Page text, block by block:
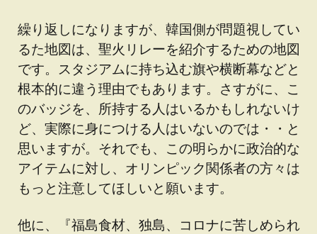
繰り返しになりますが、韓国側が問題視してい
るた地図は、聖火リレーを紹介するための地図
です。スタジアムに持ち込む旗や横断幕などと
根本的に違う理由でもあります。さすがに、こ
のバッジを、所持する人はいるかもしれないけ
ど、実際に身につける人はいないのでは・・と
思いますが。それでも、この明らかに政治的な
アイテムに対し、オリンピック関係者の方々は
もっと注意してほしいと願います。
他に、『福島食材、独島、コロナに苦しめられ